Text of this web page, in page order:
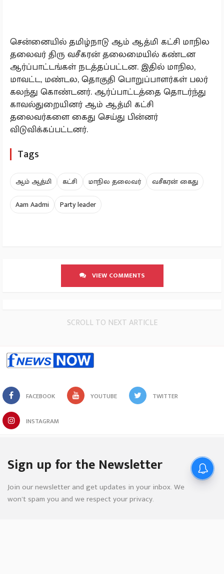
சென்னையில் தமிழ்நாடு ஆம் ஆத்மி கட்சி மாநில
தலைவர் திரு வசீகரன் தலைமையில் கண்டன
ஆர்ப்பாட்டங்கள் நடத்தப்பட்டன. இதில் மாநில,
மாவட்ட, மண்டல, தொகுதி பொறுப்பாளர்கள் பலர்
கலந்து கொண்டனர். ஆர்ப்பாட்டத்தை தொடர்ந்து
Party leader
VIEW COMMENTS